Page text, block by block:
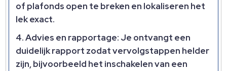
of plafonds open te breken en lokaliseren het
lek exact.
Advies en rapportage: Je ontvangt een
duidelijk rapport zodat vervolgstappen helder
zijn, bijvoorbeeld het inschakelen van een